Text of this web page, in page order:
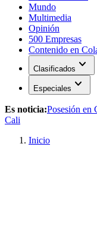
Mundo
Multimedia
Opinión
500 Empresas
Contenido en
Clasificados expand_more
Especiales expand_more
Es noticia:Posesión en
Cali
Inicio